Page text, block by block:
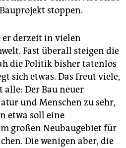
stoppen.
er derzeit in vielen
Fast überall steigen die
die Politik bisher tatenlos
sich etwas. Das freut viele,
alle: Der Bau neuer
und Menschen zu sehr,
etwa soll eine
großen Neubaugebiet für
Die wenigen aber, die